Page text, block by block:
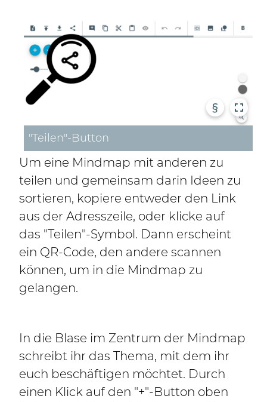
§
"Teilen"-Button
Um eine Mindmap mit anderen zu
teilen und gemeinsam darin Ideen zu
sortieren, kopiere entweder den Link
aus der Adresszeile, oder klicke auf
das "Teilen"-Symbol. Dann erscheint
ein QR-Code, den andere scannen
können, um in die Mindmap zu
gelangen.
In die Blase im Zentrum der Mindmap
schreibt ihr das Thema, mit dem ihr
euch beschäftigen möchtet. Durch
einen Klick auf den "+"-Button oben